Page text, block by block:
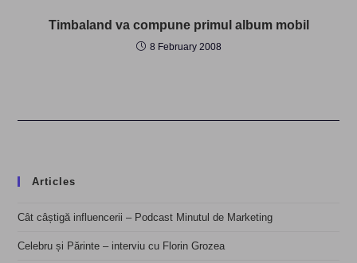
Timbaland va compune primul album mobil
8 February 2008
Articles
Cât câștigă influencerii – Podcast Minutul de Marketing
Celebru și Părinte – interviu cu Florin Grozea